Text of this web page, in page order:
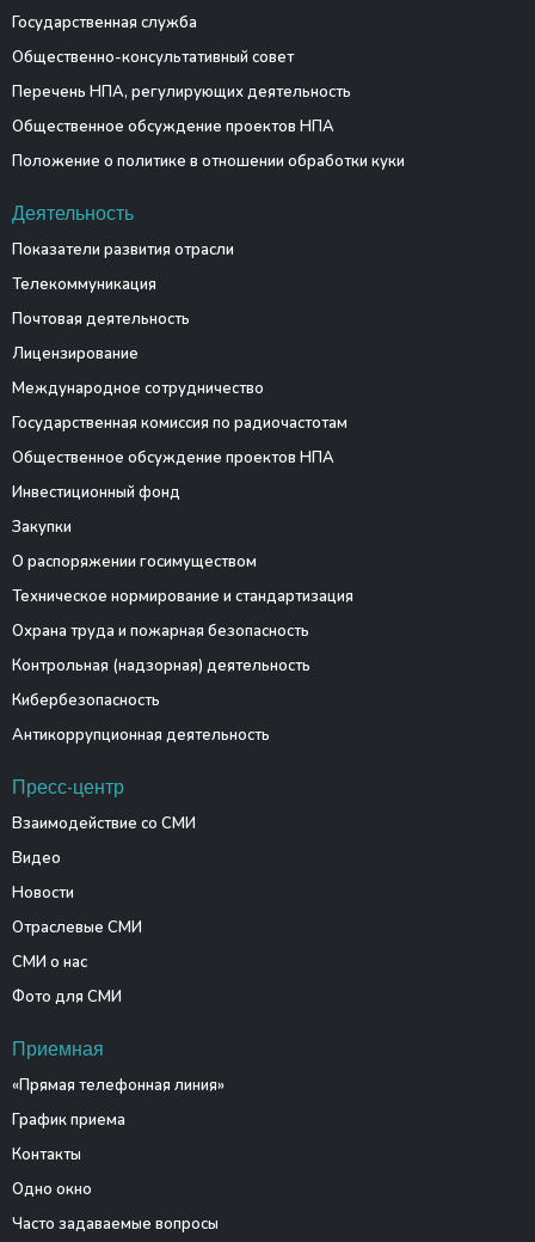
Государственная служба
Общественно-консультативный совет
Перечень НПА, регулирующих деятельность
Общественное обсуждение проектов НПА
Положение о политике в отношении обработки куки
Деятельность
Показатели развития отрасли
Телекоммуникация
Почтовая деятельность
Лицензирование
Международное сотрудничество
Государственная комиссия по радиочастотам
Общественное обсуждение проектов НПА
Инвестиционный фонд
Закупки
О распоряжении госимуществом
Техническое нормирование и стандартизация
Охрана труда и пожарная безопасность
Контрольная (надзорная) деятельность
Кибербезопасность
Антикоррупционная деятельность
Пресс-центр
Взаимодействие со СМИ
Видео
Новости
Отраслевые СМИ
СМИ о нас
Фото для СМИ
Приемная
«Прямая телефонная линия»
График приема
Контакты
Одно окно
Часто задаваемые вопросы